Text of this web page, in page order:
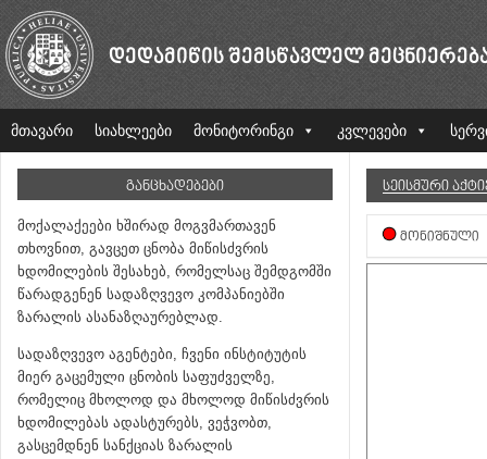
ᲓᲔᲓᲐᲛᲘᲬᲘᲡ ᲨᲔᲛᲡᲬᲐᲕᲚᲔᲚ
მთავარი სიახლეები მონიტორინგი კვლევები
ᲒᲐᲜᲪᲮᲐᲓᲔᲑᲔᲑᲘ
მოქალაქეები ხშირად მოგვმართავენ
თხოვნით, გავცეთ ცნობა მიწისძვრის
ხდომილების შესახებ, რომელსაც შემდგომში
წარადგენენ სადაზღვევო კომპანიებში
ზარალის ასანაზღაურებლად.
სადაზღვევო აგენტები, ჩვენი ინსტიტუტის
მიერ გაცემული ცნობის საფუძველზე,
რომელიც მხოლოდ და მხოლოდ მიწისძვრის
ხდომილებას ადასტურებს, ვეჭვობთ,
გასცემდნენ სანქციას ზარალის
ᲡᲔᲘᲡᲛᲣᲠᲘ
ᲛᲝᲜᲘᲨᲜᲣᲚᲘ